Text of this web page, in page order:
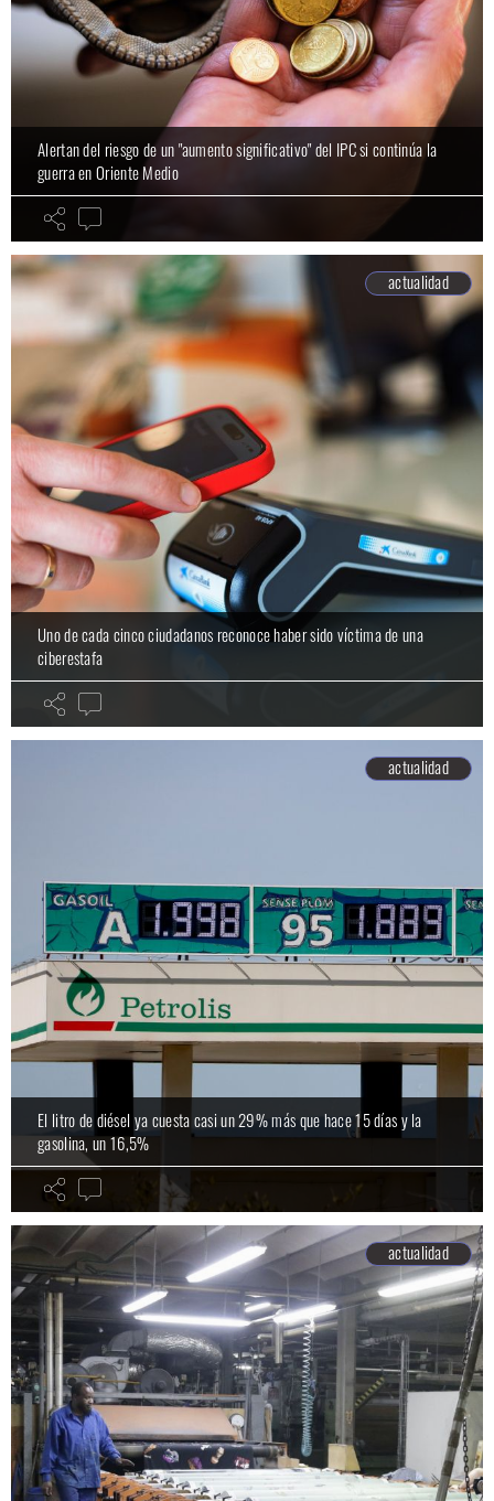
Alertan del riesgo de un "aumento significativo" del IPC si continúa la
guerra en Oriente Medio
actualidad
Uno de cada cinco ciudadanos reconoce haber sido víctima de una
ciberestafa
actualidad
El litro de diésel ya cuesta casi un 29% más que hace 15 días y la
gasolina, un 16,5%
actualidad